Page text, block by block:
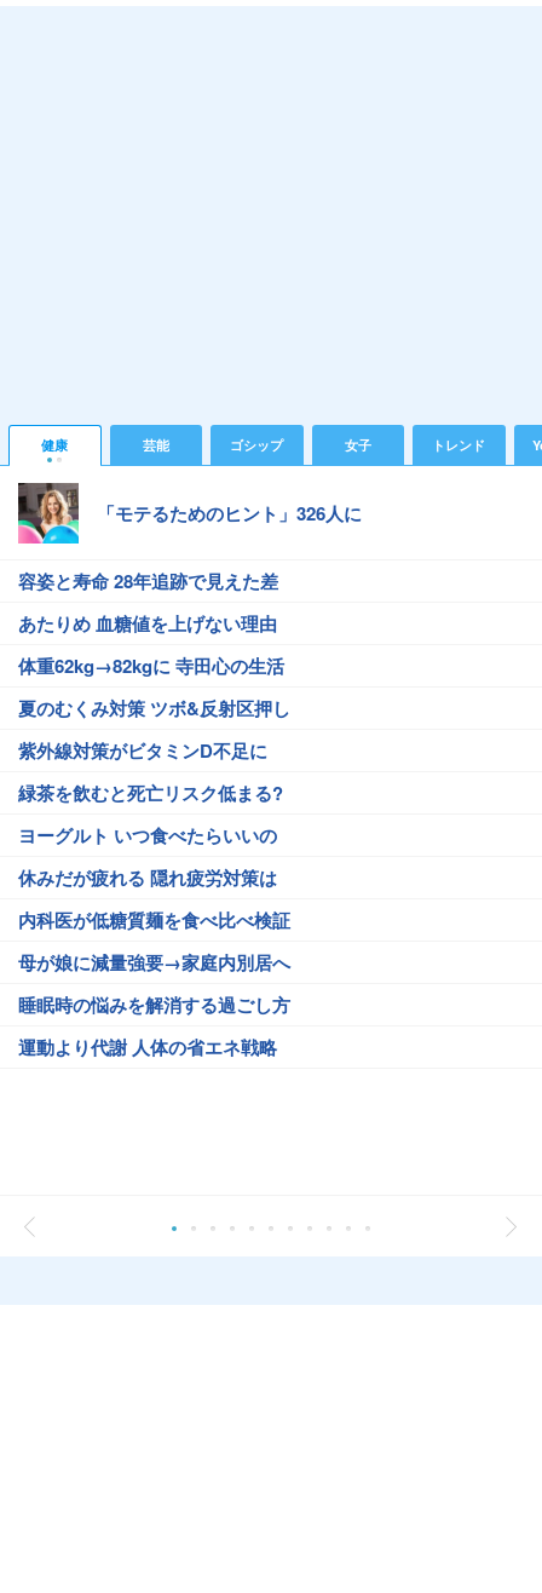
健康 芸能 ゴシップ 女子 トレンド
「モテるためのヒント」326人に
容姿と寿命 28年追跡で見えた差
あたりめ 血糖値を上げない理由
体重62kg→82kgに 寺田心の生活
夏のむくみ対策 ツボ&反射区押し
紫外線対策がビタミンD不足に
緑茶を飲むと死亡リスク低まる?
ヨーグルト いつ食べたらいいの
休みだが疲れる 隠れ疲労対策は
内科医が低糖質麺を食べ比べ検証
母が娘に減量強要→家庭内別居へ
睡眠時の悩みを解消する過ごし方
運動より代謝 人体の省エネ戦略